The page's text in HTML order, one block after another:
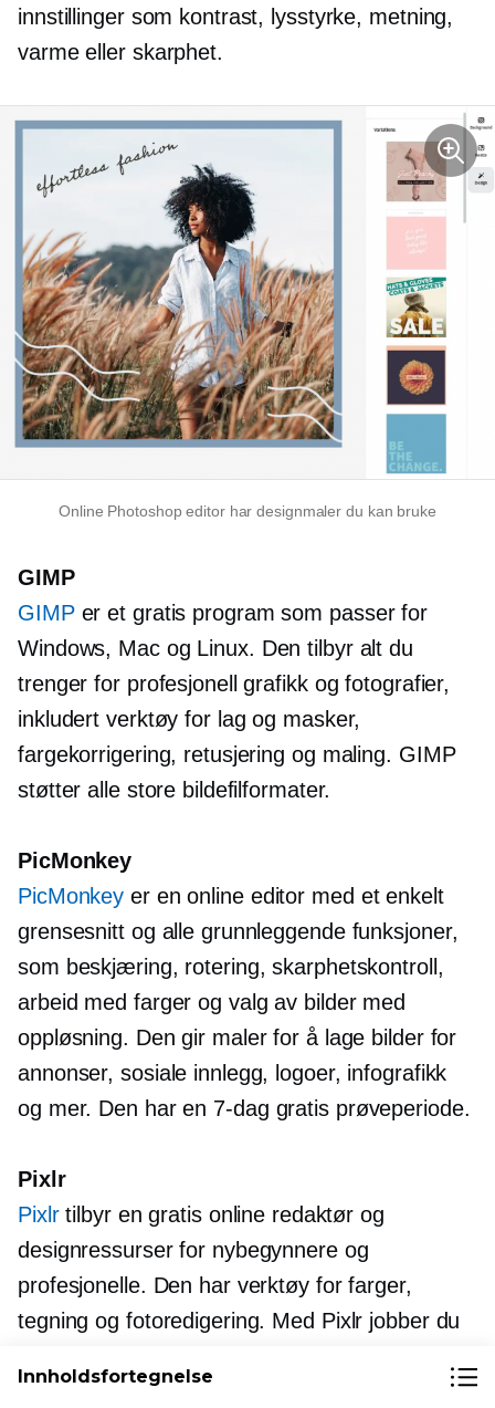
innstillinger som kontrast, lysstyrke, metning,
varme eller skarphet.
Online Photoshop editor har designmaler du kan bruke
GIMP
GIMPer et gratis program som passer for
Windows, Mac og Linux. Den tilbyr alt du
trenger for profesjonell grafikk og fotografier,
inkludert verktøy for lag og masker,
fargekorrigering, retusjering og maling. GIMP
støtter alle store bildefilformater.
PicMonkey
PicMonkey er en online editor med et enkelt
grensesnitt og alle grunnleggende funksjoner,
som beskjæring, rotering, skarphetskontroll,
arbeid med farger og valg av bilder med
oppløsning. Den gir maler for å lage bilder for
annonser, sosiale innlegg, logoer, infografikk
og mer. Den har en 7-dag gratis prøveperiode.
Pixlr
Pixlrtilbyr en gratis online redaktør og
designressurser for nybegynnere og
profesjonelle. Den har verktøy for farger,
tegning og fotoredigering. Med Pixlr jobber du
du er interessert, kan du
Innholdsfortegnelse